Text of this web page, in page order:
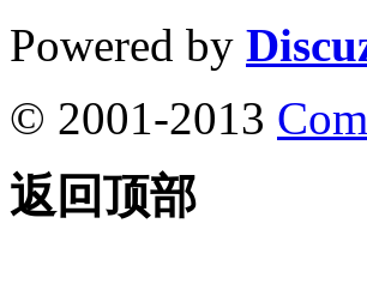
Powered by
© 2001-2013
返回顶部